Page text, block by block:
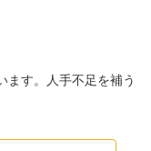
ます。人手不足を補う